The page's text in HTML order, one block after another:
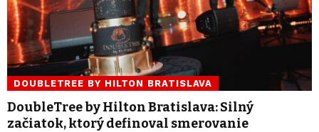
DOUBLETREE BY HILTON BRATISLAVA
DoubleTree by Hilton Bratislava: Silný
začiatok, ktorý definoval smerovanie